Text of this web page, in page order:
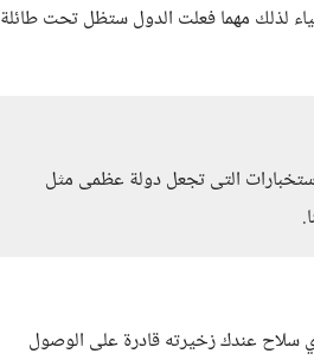
لذلك مهما فعلت الدول ستظل تحت طائلة
التى تجعل دولة عظمى مثل
سلاح عندك زخيرته قادرة على الوصول